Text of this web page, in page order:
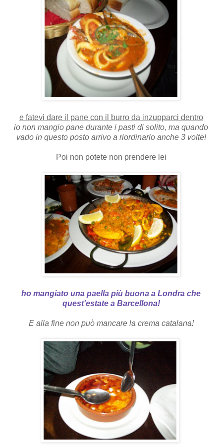
e fatevi dare il pane con il burro da inzupparci dentro
io non mangio pane durante i pasti di solito, ma quando
vado in questo posto arrivo a riordinarlo anche 3 volte!
Poi non potete non prendere lei
ho mangiato una paella più buona a Londra che
quest'estate a Barcellona!
E alla fine non può mancare la crema catalana!